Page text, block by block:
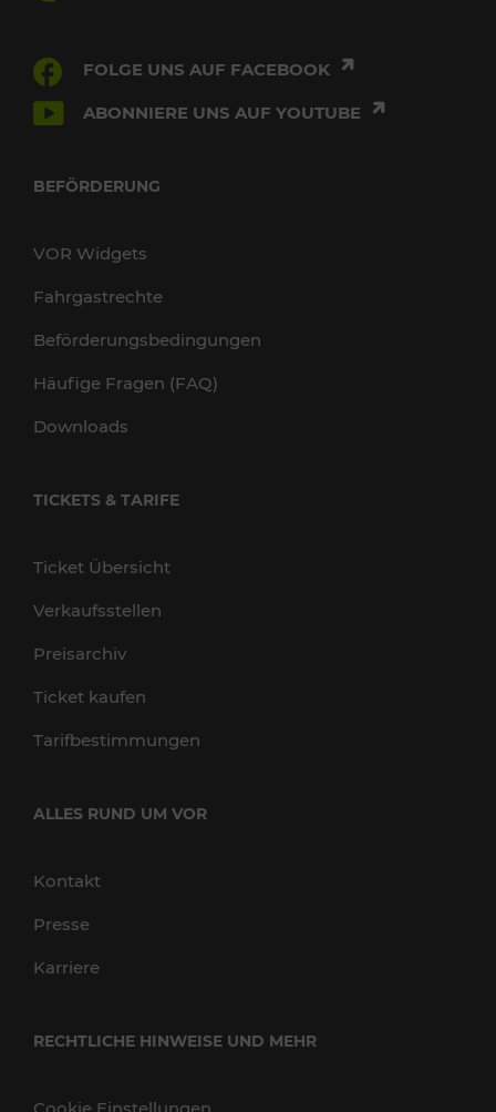
FOLGE UNS AUF FACEBOOK
ABONNIERE UNS AUF YOUTUBE
BEFÖRDERUNG
VOR Widgets
Fahrgastrechte
Beförderungsbedingungen
Häufige Fragen (FAQ)
Downloads
TICKETS & TARIFE
Ticket Übersicht
Verkaufsstellen
Preisarchiv
Ticket kaufen
Tarifbestimmungen
ALLES RUND UM VOR
Kontakt
Presse
Karriere
RECHTLICHE HINWEISE UND MEHR